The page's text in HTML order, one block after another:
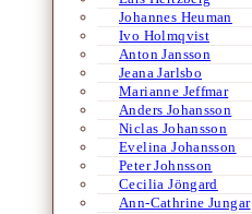
Johannes Heuman
Ivo Holmqvist
Anton Jansson
Jeana Jarlsbo
Marianne Jeffmar
Anders Johansson
Niclas Johansson
Evelina Johansson
Peter Johnsson
Cecilia Jöngard
Ann-Cathrine Jungar